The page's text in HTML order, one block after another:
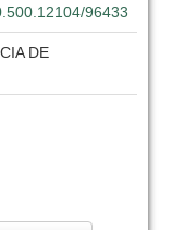
96433
DE